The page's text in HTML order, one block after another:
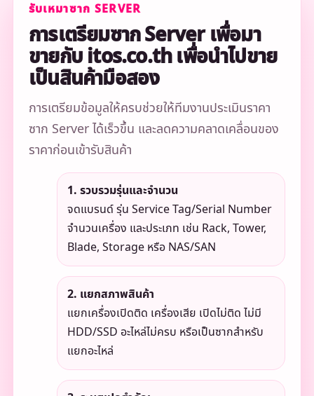
รับเหมาซาก SERVER
การเตรียมซาก Server เพื่อมา
ขายกับ itos.co.th เพื่อนำไปขาย
เป็นสินค้ามือสอง
การเตรียมข้อมูลให้ครบช่วยให้ทีมงานประเมินราคา
ซาก Server ได้เร็วขึ้น และลดความคลาดเคลื่อนของ
ราคาก่อนเข้ารับสินค้า
1. รวบรวมรุ่นและจำนวน
จดแบรนด์ รุ่น Service Tag/Serial Number
จำนวนเครื่อง และประเภท เช่น Rack, Tower,
Blade, Storage หรือ NAS/SAN
2. แยกสภาพสินค้า
แยกเครื่องเปิดติด เครื่องเสีย เปิดไม่ติด ไม่มี
HDD/SSD อะไหล่ไม่ครบ หรือเป็นซากสำหรับ
แยกอะไหล่